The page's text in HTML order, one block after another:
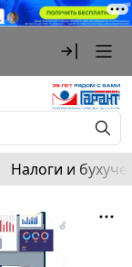
Налоги и